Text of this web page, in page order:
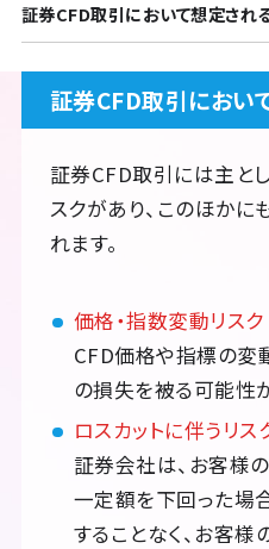
証券CFD取引において想定され
証券CFD取引におい
証券CFD取引には主と
スクがあり、このほか
れます。
価格・指数変動リスク
CFD価格や指標の変
の損失を被る可能性
ロスカットに伴うリス
証券会社は、お客様
一定額を下回った場
することなく、お客